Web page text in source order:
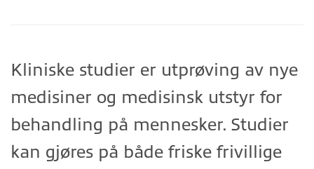
Kliniske studier er utprøving av nye
medisiner og medisinsk utstyr for
behandling på mennesker. Studier
kan gjøres på både friske frivillige